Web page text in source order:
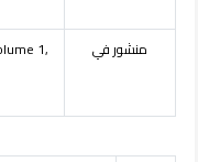
منشور في
1,